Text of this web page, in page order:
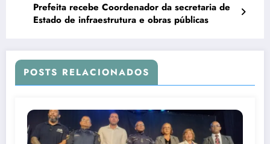
Prefeita recebe Coordenador da secretaria de
Estado de infraestrutura e obras públicas
POSTS RELACIONADOS